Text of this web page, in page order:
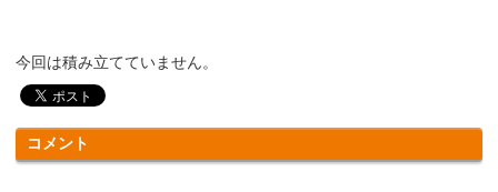
今回は積み立てていません。
コメント